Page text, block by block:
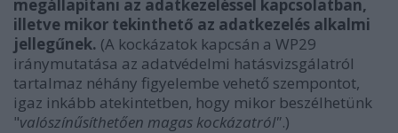
megállapítani az adatkezeléssel kapcsolatban,
illetve mikor tekinthető az adatkezelés alkalmi
jellegűnek. (A kockázatok kapcsán a WP29
iránymutatása az adatvédelmi hatásvizsgálatról
tartalmaz néhány figyelembe vehető szempontot,
igaz inkább atekintetben, hogy mikor beszélhetünk
"valószínűsíthetően magas kockázatról".)